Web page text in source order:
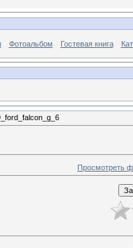
Фотоальбом Гостевая книга
Просмотреть